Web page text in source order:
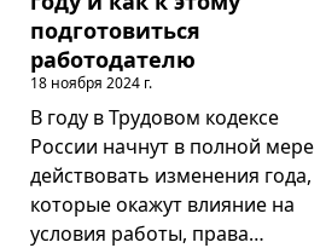
подготовиться
работодателю
18 ноября 2024 г.
В году в Трудовом кодексе
России начнут в полной мере
действовать изменения года,
которые окажут влияние на
условия работы, права